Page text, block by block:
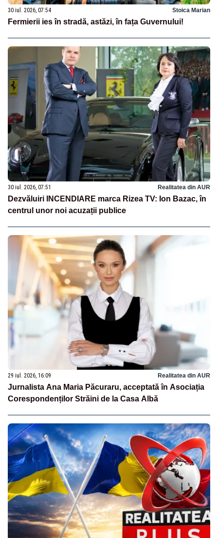
30 iul. 2026, 07:54 Stoica Marian
Fermierii ies în stradă, astăzi, în fața Guvernului!
30 iul. 2026, 07:51 Realitatea din AUR
Dezvăluiri INCENDIARE marca Rizea TV: Ion Bazac, în
centrul unor noi acuzații publice
29 iul. 2026, 16:09 Realitatea din AUR
Jurnalista Ana Maria Păcuraru, acceptată în Asociația
Corespondenților Străini de la Casa Albă